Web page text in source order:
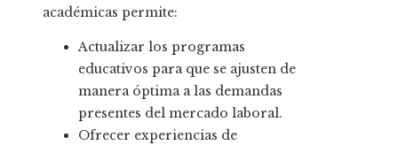
académicas permite:
Actualizar los programas
educativos para que se ajusten de
manera óptima a las demandas
presentes del mercado laboral.
Ofrecer experiencias de